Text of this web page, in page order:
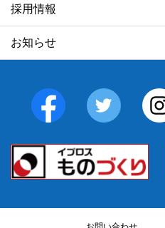
採用情報
お知らせ